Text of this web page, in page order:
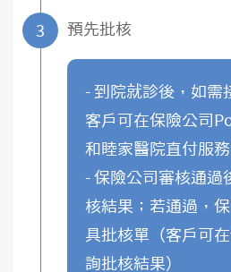
3 預先批核
- 到院就診後，如需
客戶可在保險公司
和睦家醫院直付服
- 保險公司審核通過
核結果；若通過，
具批核單（客戶可
詢批核結果）